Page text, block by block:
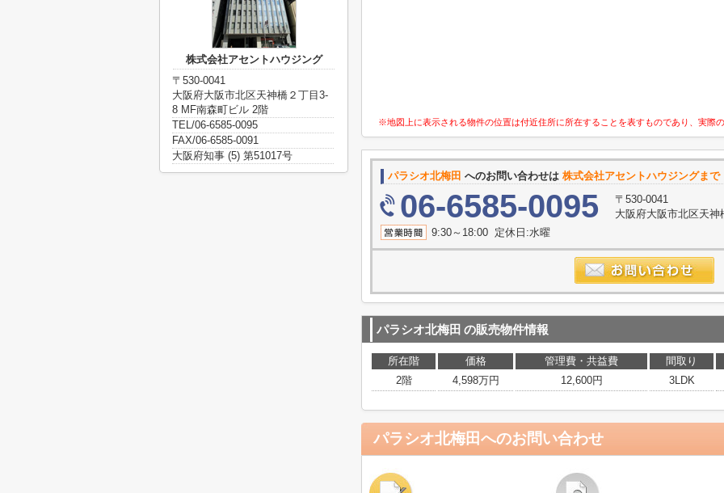
※地図上に表示される物件の位置は付近住所に所在することを表すものであり、実際
パラシオ北梅田 へのお問い合わせは 株式会社アセントハウジングまで
06-6585-0095
〒530-0041
大阪府大阪市北区天
9:30～18:00 定休日:水曜
パラシオ北梅田 の販売物件情報
所在階 価格 管理費・共益費
間取り
2階
4,598万円 12,600円 3LDK
パラシオ北梅田へのお問い合わせ
株式会社アセントハウジング
〒530-0041
大阪府大阪市北区天神橋２丁目3-
8 MF南森町ビル 2階
TEL/06-6585-0095
FAX/06-6585-0091
大阪府知事 (5) 第51017号